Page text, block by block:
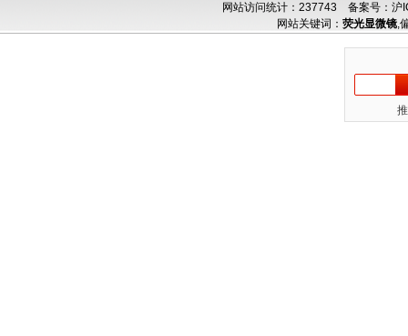
网站访问统计：237743 备案号：沪
网站关键词： 荧光显微镜,